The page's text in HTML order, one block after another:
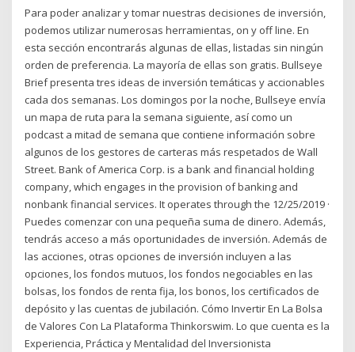
Para poder analizar y tomar nuestras decisiones de inversión,
podemos utilizar numerosas herramientas, on y off line. En
esta sección encontrarás algunas de ellas, listadas sin ningún
orden de preferencia. La mayoría de ellas son gratis. Bullseye
Brief presenta tres ideas de inversión temáticas y accionables
cada dos semanas. Los domingos por la noche, Bullseye envía
un mapa de ruta para la semana siguiente, así como un
podcast a mitad de semana que contiene información sobre
algunos de los gestores de carteras más respetados de Wall
Street. Bank of America Corp. is a bank and financial holding
company, which engages in the provision of banking and
nonbank financial services. It operates through the 12/25/2019 ·
Puedes comenzar con una pequeña suma de dinero. Además,
tendrás acceso a más oportunidades de inversión. Además de
las acciones, otras opciones de inversión incluyen a las
opciones, los fondos mutuos, los fondos negociables en las
bolsas, los fondos de renta fija, los bonos, los certificados de
depósito y las cuentas de jubilación. Cómo Invertir En La Bolsa
de Valores Con La Plataforma Thinkorswim. Lo que cuenta es la
Experiencia, Práctica y Mentalidad del Inversionista